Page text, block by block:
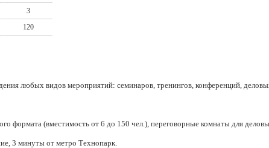
3
120
любых видов мероприятий: семинаров, тренингов, конференций,
формата (вместимость от 6 до 150 чел.), переговорные комнаты для
3 минуты от метро Технопарк.